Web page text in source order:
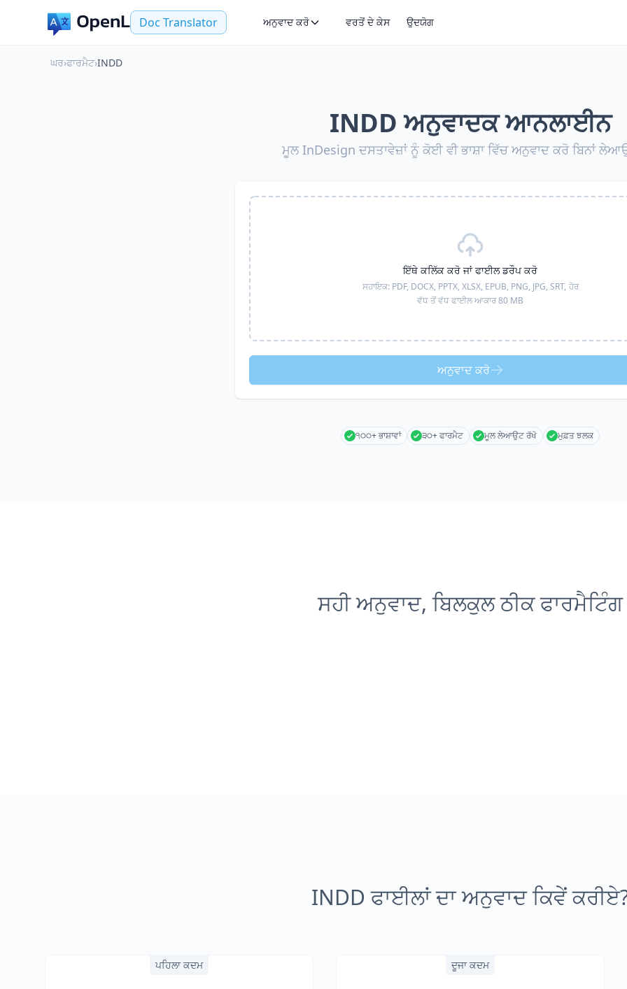
Doc Translator ਅਨੁਵਾਦ ਕਰੋ ਵਰਤੋਂ ਦੇ ਕੇਸ ਉਦਯੋਗ
ਘਰ›ਫਾਰਮੈਟ›INDD
INDD ਅਨੁਵਾਦਕ ਆਨਲਾਈਨ
ਮੂਲ InDesign ਦਸਤਾਵੇਜ਼ਾਂ ਨੂੰ ਕੋਈ ਵੀ ਭਾਸ਼ਾ ਵਿੱਚ ਅਨੁਵਾਦ ਕਰੋ ਬਿਨਾਂ
ਇੱਥੇ ਕਲਿੱਕ ਕਰੋ ਜਾਂ ਫਾਈਲ ਡਰੌਪ ਕਰੋ
ਸਹਾਇਕ: PDF, DOCX, PPTX, XLSX, EPUB, PNG, JPG, SRT, ਹੋਰ
ਵੱਧ ਤੋਂ ਵੱਧ ਫਾਈਲ ਆਕਾਰ 80 MB
ਅਨੁਵਾਦ ਕਰੋ
੧੦੦+ ਭਾਸ਼ਾਵਾਂ ੩੦+ ਫਾਰਮੈਟ ਮੂਲ ਲੇਆਉਟ ਰੱਖੋ ਮੁਫ਼ਤ ਝਲਕ
ਸਹੀ ਅਨੁਵਾਦ, ਬਿਲਕੁਲ ਠੀਕ ਫਾਰਮੈਟਿੰਗ
INDD ਫਾਈਲਾਂ ਦਾ ਅਨੁਵਾਦ ਕਿਵੇਂ
ਪਹਿਲਾ ਕਦਮ ਦੂਜਾ ਕਦਮ